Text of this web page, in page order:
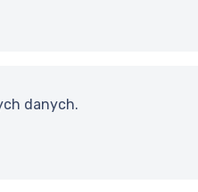
danych.